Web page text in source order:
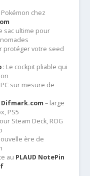
chez
sac ultime pour
protéger votre seed
: Le cockpit pliable qui
sur mesure de
Difmark.com – large
PS5
Steam Deck, ROG
ère de
au PLAUD NotePin